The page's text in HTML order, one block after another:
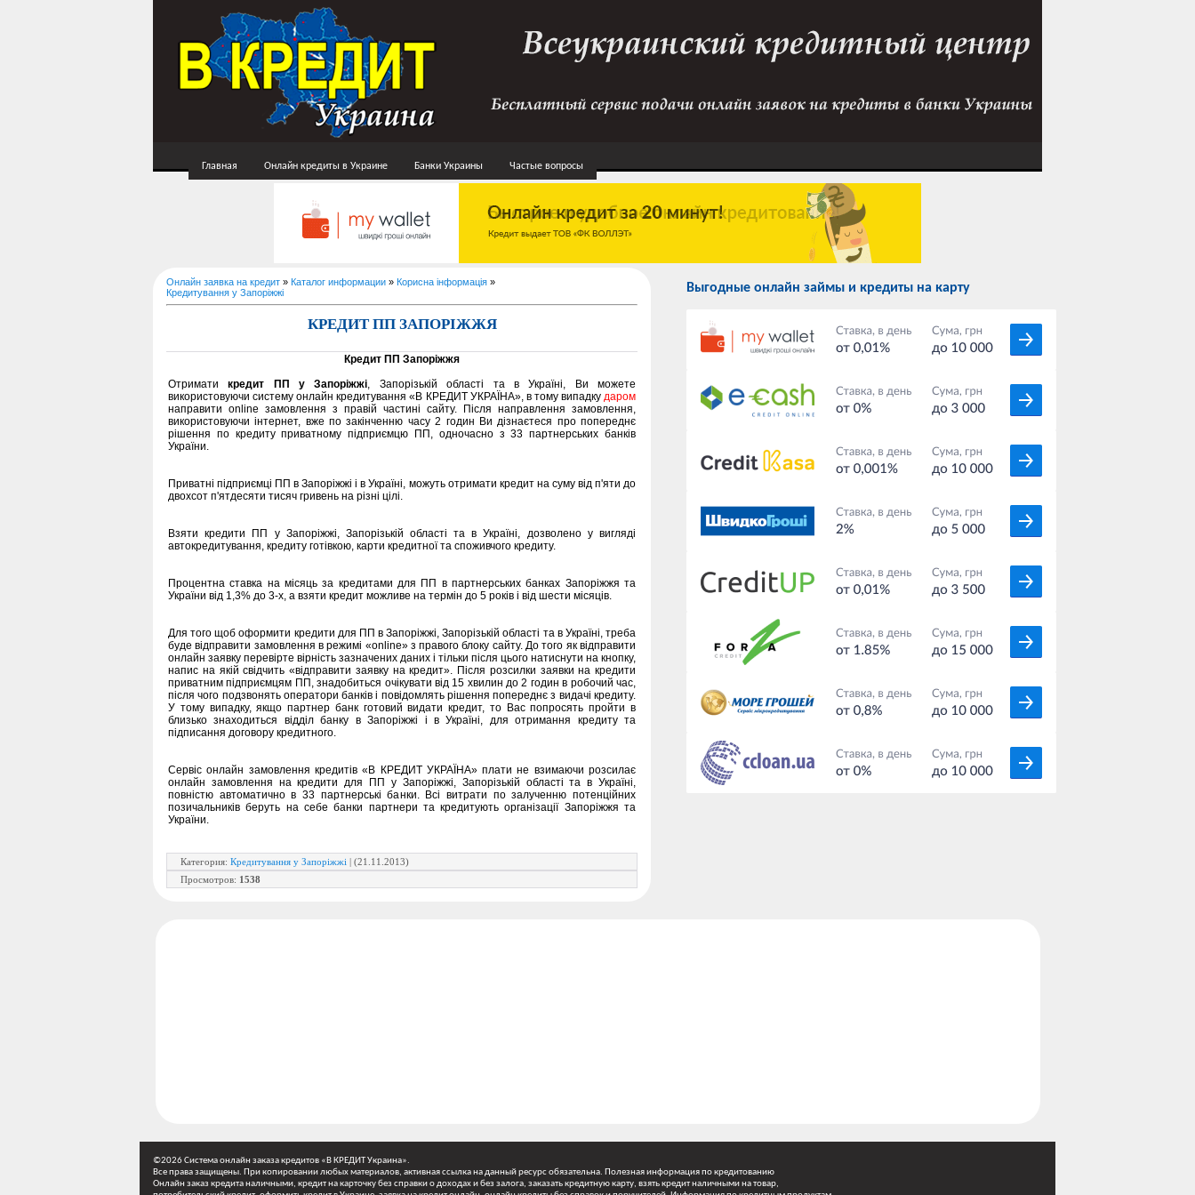
Главная Онлайн кредиты в Украине Банки Украины Частые вопросы
Выгодные онлайн займы и кредиты на карту
Онлайн заявка на кредит » Каталог информации » Корисна інформація »
Кредитування у Запоріжжі
КРЕДИТ ПП ЗАПОРІЖЖЯ
Кредит ПП Запоріжжя
Отриматикредит ПП у Запоріжжі , Запорізькій області та в Україні, Ви можете
використовуючи систему онлайн кредитування «В КРЕДИТ УКРАЇНА», в тому випадку даром
направити online замовлення з правій частині сайту. Після направлення замовлення,
використовуючи інтернет, вже по закінченню часу 2 годин Ви дізнаєтеся про попереднє
рішення по кредиту приватному підприємцю ПП, одночасно з 33 партнерських банків
України.
Приватні підприємці ПП в Запоріжжі і в Україні, можуть отримати кредит на суму від п'яти до
двохсот п'ятдесяти тисяч гривень на різні цілі.
Взяти кредити ПП у Запоріжжі, Запорізькій області та в Україні, дозволено у вигляді
автокредитування, кредиту готівкою, карти кредитної та споживчого кредиту.
Процентна ставка на місяць за кредитами для ПП в партнерських банках Запоріжжя та
України від 1,3% до 3-х, а взяти кредит можливе на термін до 5 років і від шести місяців.
Для того щоб оформити кредити для ПП в Запоріжжі, Запорізькій області та в Україні, треба
буде відправити замовлення в режимі «online» з правого блоку сайту. До того як відправити
онлайн заявку перевірте вірність зазначених даних і тільки після цього натиснути на кнопку,
напис на якій свідчить «відправити заявку на кредит». Після розсилки заявки на кредити
приватним підприємцям ПП, знадобиться очікувати від 15 хвилин до 2 годин в робочий час,
після чого подзвонять оператори банків і повідомлять рішення попереднє з видачі кредиту.
У тому випадку, якщо партнер банк готовий видати кредит, то Вас попросять пройти в
близько знаходиться відділ банку в Запоріжжі і в Україні, для отримання кредиту та
підписання договору кредитного.
Сервіс онлайн замовлення кредитів «В КРЕДИТ УКРАЇНА» плати не взимаючи розсилає
онлайн замовлення на кредити для ПП у Запоріжжі, Запорізькій області та в Україні,
повністю автоматично в 33 партнерські банки. Всі витрати по залученню потенційних
позичальників беруть на себе банки партнери та кредитують організації Запоріжжя та
України.
Категория: Кредитування у Запоріжжі | (21.11.2013)
Просмотров: 1538
©2026 Система онлайн заказа кредитов «В КРЕДИТ Украина».
Все права защищены. При копировании любых материалов, активная ссылка на данный ресурс обязательна. Полезная информация по кредитованию
Онлайн заказ кредита наличными, кредит на карточку без справки о доходах и без залога, заказать кредитную карту, взять кредит наличными на товар,